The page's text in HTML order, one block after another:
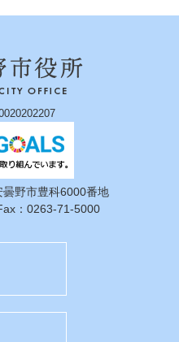
野市豊科6000番地
：0263-71-5000